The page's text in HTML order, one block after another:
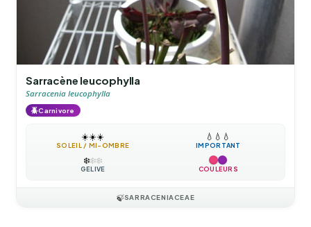
Sarracène leucophylla
Sarracenia leucophylla
🪲Carnivore
☀️☀️☀️
SOLEIL / MI-OMBRE
💧 💧 💧
IMPORTANT
❄️❄️❄️
GÉLIVE COULEURS
🍃SARRACENIACEAE